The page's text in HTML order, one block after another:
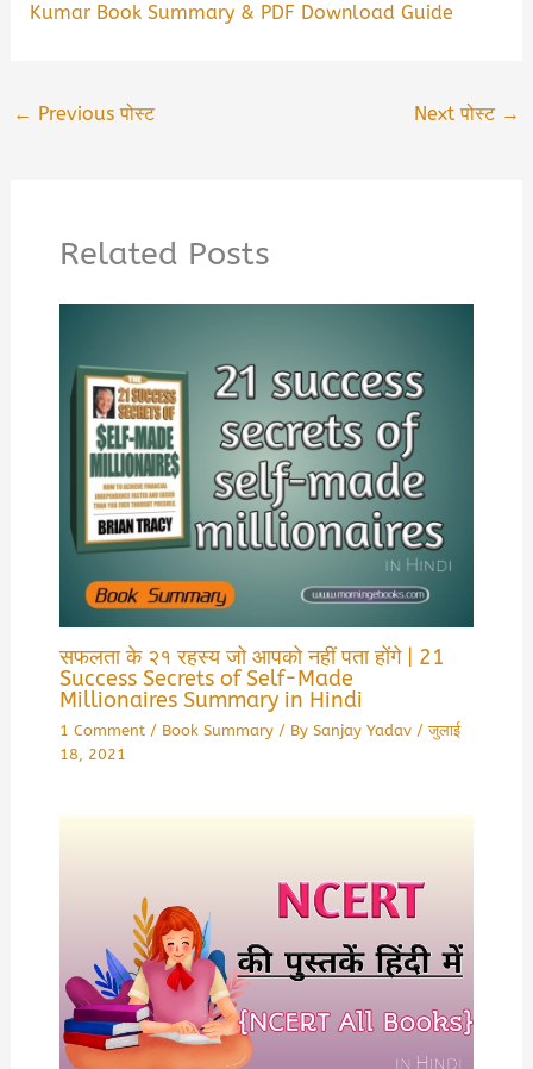
Kumar Book Summary & PDF Download Guide
← Previous पोस्ट Next पोस्ट →
Related Posts
सफलता के २१ रहस्य जो आपको नहीं पता होंगे | 21
Success Secrets of Self-Made
Millionaires Summary in Hindi
1 Comment / Book Summary/ By Sanjay Yadav /जुलाई
18, 2021